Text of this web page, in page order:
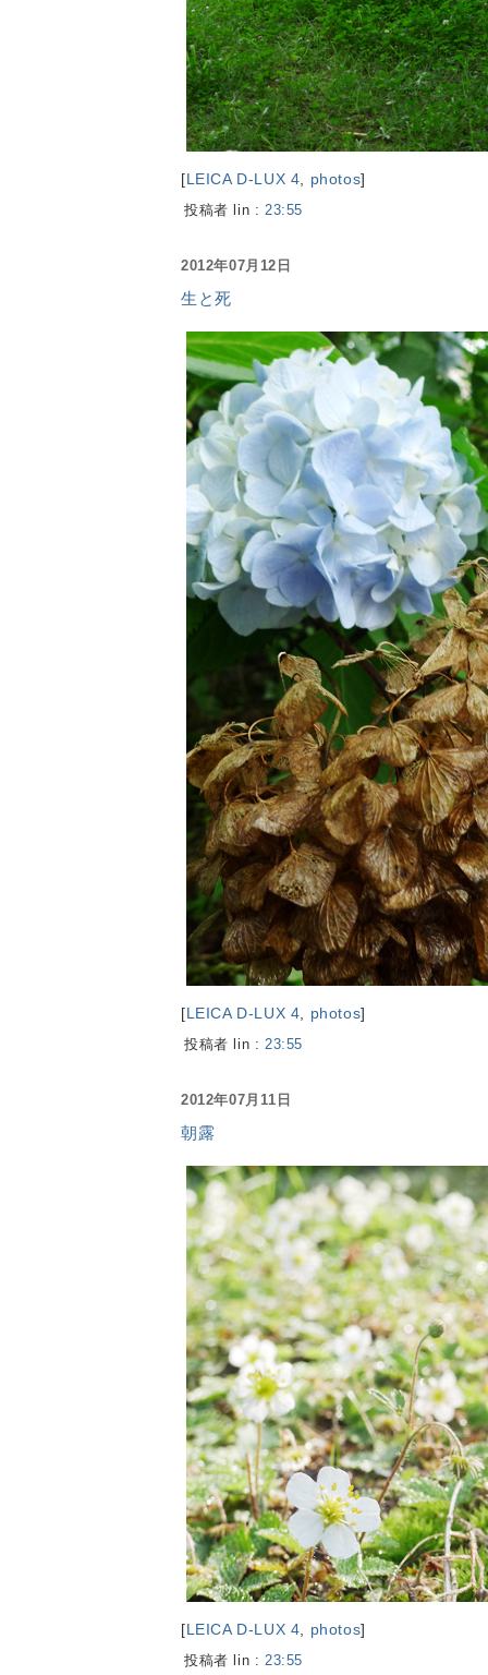
[LEICA D-LUX 4 photos]
投稿者 lin : 23:55
2012年07月12日
生と死
[LEICA D-LUX 4 photos]
投稿者 lin : 23:55
2012年07月11日
朝露
[LEICA D-LUX 4 photos]
投稿者 lin : 23:55